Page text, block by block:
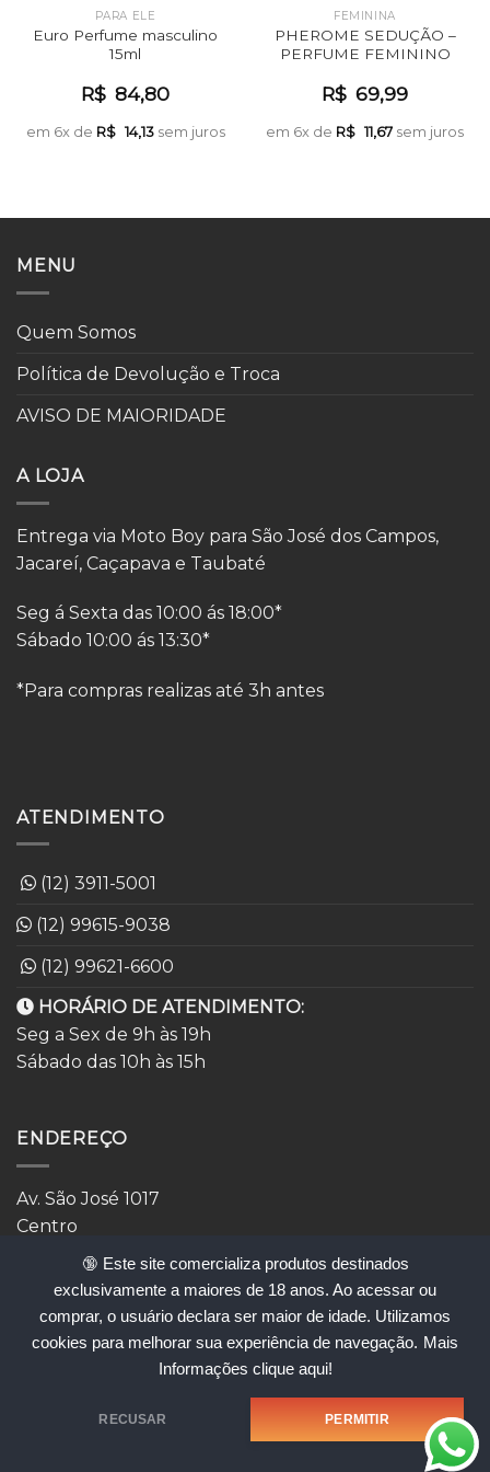
🔞 Este site comercializa produtos destinados
exclusivamente a maiores de 18 anos. Ao acessar ou
comprar, o usuário declara ser maior de idade. Utilizamos
cookies para melhorar sua experiência de navegação. Mais
Informações clique aqui!
RECUSAR PERMITIR
PARA ELE
Euro Perfume masculino
15ml
R$ 84,80
em 6x de R$ 14,13 sem juros
FEMININA
PHEROME SEDUÇÃO –
PERFUME FEMININO
R$ 69,99
em 6x de R$ 11,67 sem juros
MENU
Quem Somos
Política de Devolução e Troca
AVISO DE MAIORIDADE
A LOJA
Entrega via Moto Boy para São José dos Campos,
Jacareí, Caçapava e Taubaté
Seg á Sexta das 10:00 ás 18:00*
Sábado 10:00 ás 13:30*
*Para compras realizas até 3h antes
ATENDIMENTO
(12) 3911-5001
(12) 99615-9038
(12) 99621-6600
HORÁRIO DE ATENDIMENTO:
Seg a Sex de 9h às 19h
Sábado das 10h às 15h
ENDEREÇO
Av. São José 1017
Centro
São José dos Campos
🅿️ Estacionamento do Bradesco, primeira hora grátis
atendimento@erossexshop.com.br